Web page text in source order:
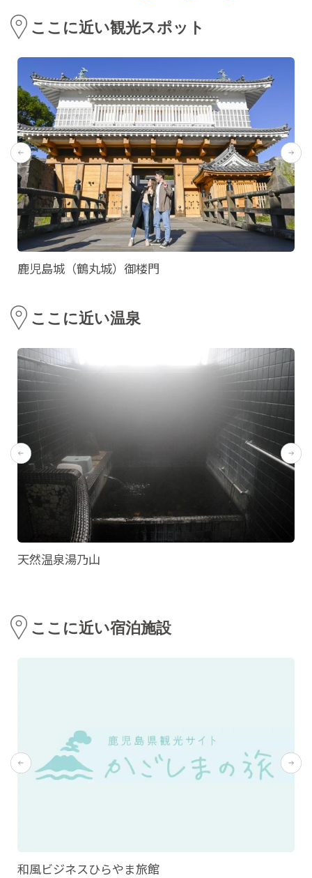
ここに近い観光スポット
鹿児島城（鶴丸城）御楼門
ここに近い温泉
天然温泉湯乃山
ここに近い宿泊施設
和風ビジネスひらやま旅館